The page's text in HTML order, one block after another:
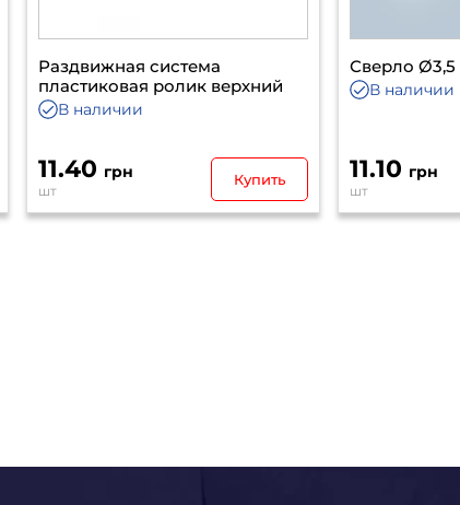
Раздвижная система
пластиковая ролик верхний
В наличии
11.40 грн
шт
Купить
Сверло Ø3,5
В наличии
11.10 грн
шт